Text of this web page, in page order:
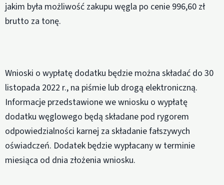
jakim była możliwość zakupu węgla po cenie 996,60 zł
brutto za tonę.
Wnioski o wypłatę dodatku będzie można składać do 30
listopada 2022 r., na piśmie lub drogą elektroniczną.
Informacje przedstawione we wniosku o wypłatę
dodatku węglowego będą składane pod rygorem
odpowiedzialności karnej za składanie fałszywych
oświadczeń. Dodatek będzie wypłacany w terminie
miesiąca od dnia złożenia wniosku.